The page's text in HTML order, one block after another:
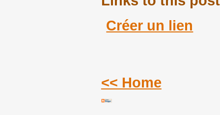
Créer un lien
<< Home